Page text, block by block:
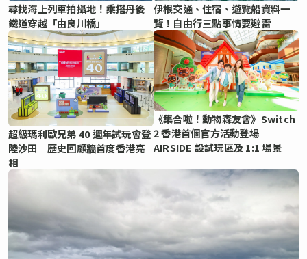
尋找海上列車拍攝地！乘搭丹後
鐵道穿越「由良川橋」
伊根交通、住宿、遊覽船資料一
覽！自由行三點事情要避雷
超級瑪利歐兄弟 40 週年試玩會登
陸沙田 歷史回顧牆首度香港亮
相
《集合啦！動物森友會》Switch
2 香港首個官方活動登場
AIRSIDE 設試玩區及 1:1 場景